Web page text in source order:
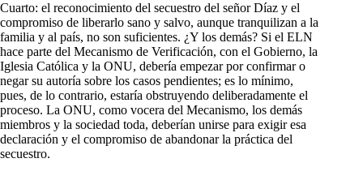
Cuarto: el reconocimiento del secuestro del señor Díaz y el
compromiso de liberarlo sano y salvo, aunque tranquilizan a la
familia y al país, no son suficientes. ¿Y los demás? Si el ELN
hace parte del Mecanismo de Verificación, con el Gobierno, la
Iglesia Católica y la ONU, debería empezar por confirmar o
negar su autoría sobre los casos pendientes; es lo mínimo,
pues, de lo contrario, estaría obstruyendo deliberadamente el
proceso. La ONU, como vocera del Mecanismo, los demás
miembros y la sociedad toda, deberían unirse para exigir esa
declaración y el compromiso de abandonar la práctica del
secuestro.